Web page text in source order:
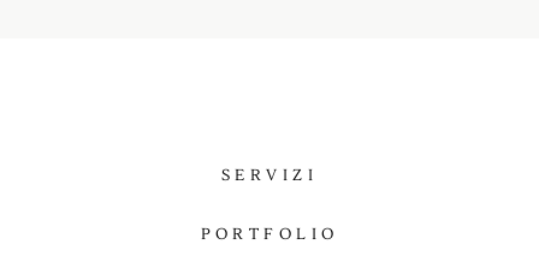
SERVIZI
PORTFOLIO